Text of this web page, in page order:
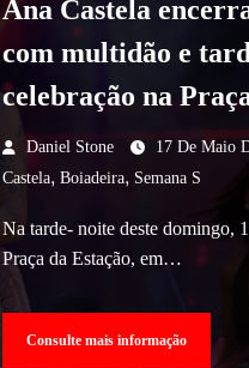
Ana Castela
com multidão e
celebração na
Daniel Stone 17 De Maio
Castela, Boiadeira, Semana S
Na tarde- noite deste domingo,
Praça da Estação, em…
Consulte mais informação